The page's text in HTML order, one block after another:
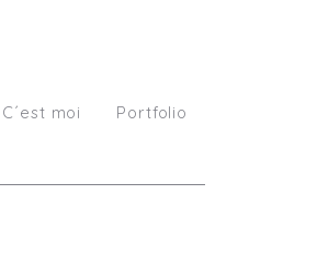
C´est moi Portfolio